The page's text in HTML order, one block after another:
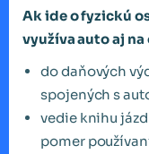
Ak ide o fyzickú
využíva auto aj
do daňových
spojených s
vedie knihu
pomer